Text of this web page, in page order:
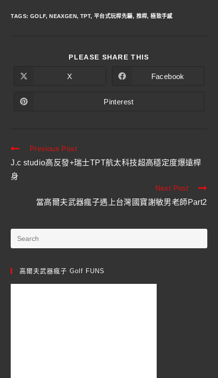
TAGS: GOLF, NEAXGEN, TPT, 平台式玩桿先驅, 推桿, 極致手感
PLEASE SHARE THIS
X Facebook
Pinterest
Previous Post
J.c studio高反發+瑞士TPT航太科技超高穩定度爆遠桿
身
Next Post
當高爾夫武器瘋子遇上台灣國寶謝敏男老師Part2
高爾夫武器瘋子 Golf FUNS